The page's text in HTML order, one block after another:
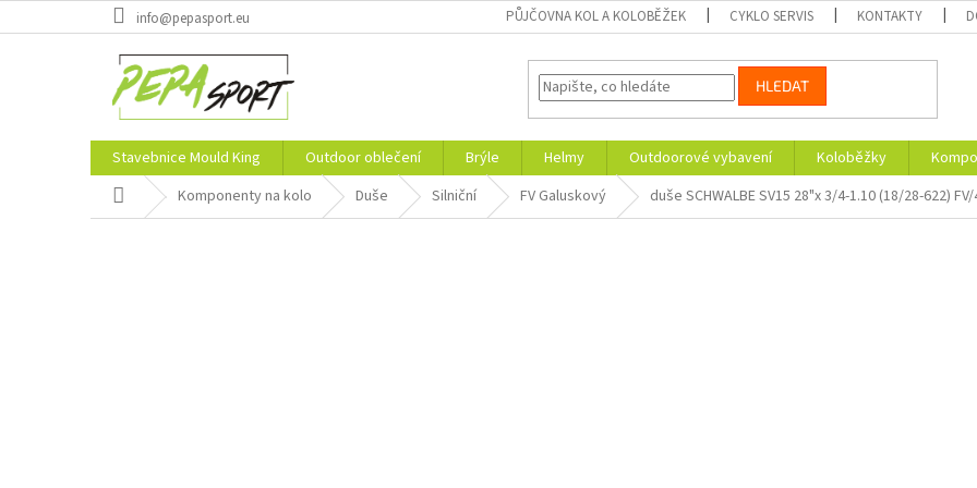
na
info@pepasport.eu PŮJČOVNA KOL A KOLOBĚŽEK CYKLO SERVIS KONTAKTY
HLEDAT
Stavebnice Mould King Outdoor oblečení Brýle Helmy Outdoorové vybavení Koloběžky
Domů Komponenty na kolo Duše Silniční FV Galuskový duše SCHWALBE SV15 28"x 3/4-1.10 (18/28-622)